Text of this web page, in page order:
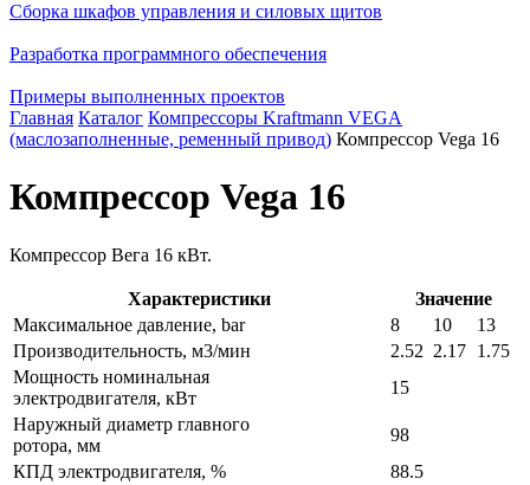
Сборка шкафов управления и силовых щитов
Разработка программного обеспечения
Примеры выполненных проектов
Главная Каталог Компрессоры Kraftmann VEGA
(маслозаполненные, ременный привод) Компрессор Vega 16
Компрессор Vega 16
Компрессор Вега 16 кВт.
Характеристики
Значение
Максимальное давление, bar
8 10
13
Производительность, м3/мин
2.52 2.17 1.75
Мощность номинальная
электродвигателя, кВт
15
Наружный диаметр главного
ротора, мм
98
КПД электродвигателя, %
88.5